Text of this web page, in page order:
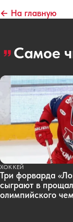
← На главную
Самое
ХОККЕЙ
Три форварда
сыграют в
олимпийского